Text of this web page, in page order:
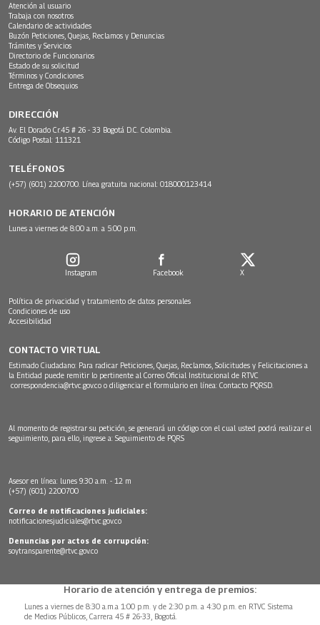
Atención al usuario
Trabaja con nosotros
Calendario de actividades
Buzón Peticiones, Quejas, Reclamos y Denuncias
Trámites y Servicios
Directorio de Funcionarios
Estado de su solicitud
Términos y Condiciones
Entrega de Obsequios
DIRECCIÓN
Av. El Dorado Cr.45 # 26 - 33 Bogotá D.C. Colombia.
Código Postal: 111321
TELÉFONOS
(+57) (601) 2200700. Línea gratuita nacional: 018000123414
HORARIO DE ATENCIÓN
Lunes a viernes de 8:00 a.m. a 5:00 p.m.
Instagram Facebook X
Política de privacidad y tratamiento de datos personales
Condiciones de uso
Accesibilidad
CONTACTO VIRTUAL
Estimado Ciudadano: Para radicar Peticiones, Quejas, Reclamos, Solicitudes y Felicitaciones a
la Entidad puede remitir lo pertinente al Correo Oficial Institucional de RTVC
correspondencia@rtvc.gov.co o diligenciar el formulario en línea: Contacto PQRSD.
Al momento de registrar su petición, se generará un código con el cual usted podrá realizar el
seguimiento, para ello, ingrese a: Seguimiento de PQRS
Asesor en línea: lunes 9:30 a.m. - 12 m
(+57) (601) 2200700
Correo de notificaciones judiciales:
notificacionesjudiciales@rtvc.gov.co
Denuncias por actos de corrupción:
soytransparente@rtvc.gov.co
Horario de atención y entrega de premios:
Lunes a viernes de 8:30 a.m.a 1:00 p.m. y de 2:30 p.m. a 4:30 p.m. en RTVC Sistema
de Medios Públicos, Carrera 45 # 26-33, Bogotá.